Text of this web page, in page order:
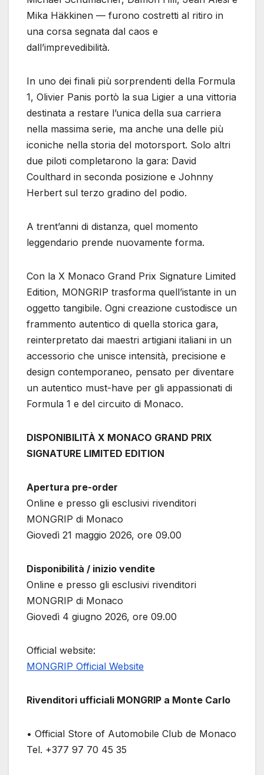
Mika Häkkinen — furono costretti al ritiro in
una corsa segnata dal caos e
dall’imprevedibilità.
In uno dei finali più sorprendenti della Formula
1, Olivier Panis portò la sua Ligier a una vittoria
destinata a restare l’unica della sua carriera
nella massima serie, ma anche una delle più
iconiche nella storia del motorsport. Solo altri
due piloti completarono la gara: David
Coulthard in seconda posizione e Johnny
Herbert sul terzo gradino del podio.
A trent’anni di distanza, quel momento
leggendario prende nuovamente forma.
Con la X Monaco Grand Prix Signature Limited
Edition, MONGRIP trasforma quell’istante in un
oggetto tangibile. Ogni creazione custodisce un
frammento autentico di quella storica gara,
reinterpretato dai maestri artigiani italiani in un
accessorio che unisce intensità, precisione e
design contemporaneo, pensato per diventare
un autentico must-have per gli appassionati di
Formula 1 e del circuito di Monaco.
DISPONIBILITÀ X MONACO GRAND PRIX
SIGNATURE LIMITED EDITION
Apertura pre-order
Online e presso gli esclusivi rivenditori
MONGRIP di Monaco
Giovedì 21 maggio 2026, ore 09.00
Disponibilità / inizio vendite
Online e presso gli esclusivi rivenditori
MONGRIP di Monaco
Giovedì 4 giugno 2026, ore 09.00
Official website:
MONGRIP Official Website
Rivenditori ufficiali MONGRIP a Monte Carlo
• Official Store of Automobile Club de Monaco
Tel. +377 97 70 45 35